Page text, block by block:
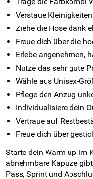
Verstaue
Ziehe die Hose dank
Freue dich über die
Erlebe angenehmen,
Nutze das sehr gute
Wähle aus Unisex-
Pflege den Anzug
Individualisiere dein
Vertraue auf
Freue dich über
Starte dein Warm-up im
abnehmbare Kapuze
Pass, Sprint und